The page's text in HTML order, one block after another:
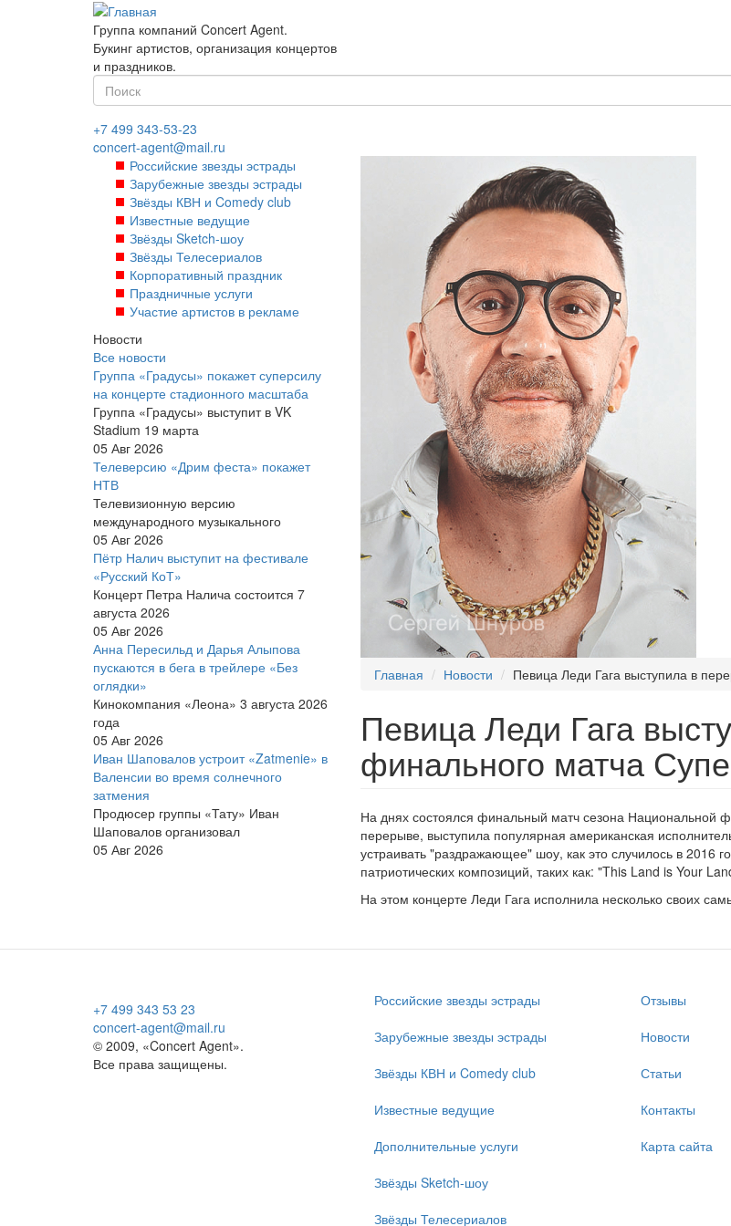
Группа компаний Concert Agent.
Букинг артистов, организация концертов
и праздников.
Форма
поиска
+7 499 343-53-23
concert-agent@mail.ru
Российские звезды эстрады
Зарубежные звезды эстрады
Звёзды КВН и Comedy club
Известные ведущие
Звёзды Sketch-шоу
Звёзды Телесериалов
Корпоративный праздник
Праздничные услуги
Участие артистов в рекламе
Новости
Все новости
Группа «Градусы» покажет суперсилу
на концерте стадионного масштаба
Группа «Градусы» выступит в VK
Stadium 19 марта
05 Авг 2026
Телеверсию «Дрим феста» покажет
НТВ
Телевизионную версию
международного музыкального
05 Авг 2026
Пётр Налич выступит на фестивале
«Русский КоТ»
Концерт Петра Налича состоится 7
августа 2026
05 Авг 2026
Анна Пересильд и Дарья Алыпова
пускаются в бега в трейлере «Без
оглядки»
Кинокомпания «Леона» 3 августа 2026
года
05 Авг 2026
Иван Шаповалов устроит «Zatmenie» в
Валенсии во время солнечного
затмения
Продюсер группы «Тату» Иван
Шаповалов организовал
05 Авг 2026
Главная Новости Певица Леди Гага выступила в
Певица Леди Гага
финального матча
На днях состоялся финальный матч сезона Национальной
перерыве, выступила популярная американская
устраивать "раздражающее" шоу, как это случилось в 2016
патриотических композиций, таких как: "This Land is Your
На этом концерте Леди Гага исполнила несколько своих
+7 499 343 53 23
concert-agent@mail.ru
© 2009, «Concert Agent».
Все права защищены.
Российские звезды эстрады
Зарубежные звезды эстрады
Звёзды КВН и Comedy club
Известные ведущие
Дополнительные услуги
Звёзды Sketch-шоу
Звёзды Телесериалов
Отзывы
Новости
Статьи
Контакты
Карта сайта